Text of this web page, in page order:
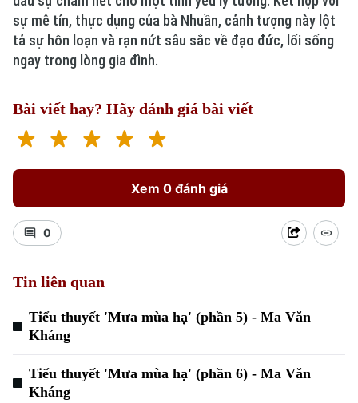
Xu hướng
sự mê tín, thực dụng của bà Nhuần, cảnh tượng này lột
tả sự hỗn loạn và rạn nứt sâu sắc về đạo đức, lối sống
ngay trong lòng gia đình.
Bài viết hay? Hãy đánh giá bài viết
Xem 0 đánh giá
0
Tin liên quan
Tiểu thuyết 'Mưa mùa hạ' (phần 5) - Ma Văn
Kháng
Tiểu thuyết 'Mưa mùa hạ' (phần 6) - Ma Văn
Kháng